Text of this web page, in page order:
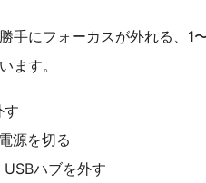
手にフォーカスが外れる、1
ます。
す
源を切る
ハブを外す